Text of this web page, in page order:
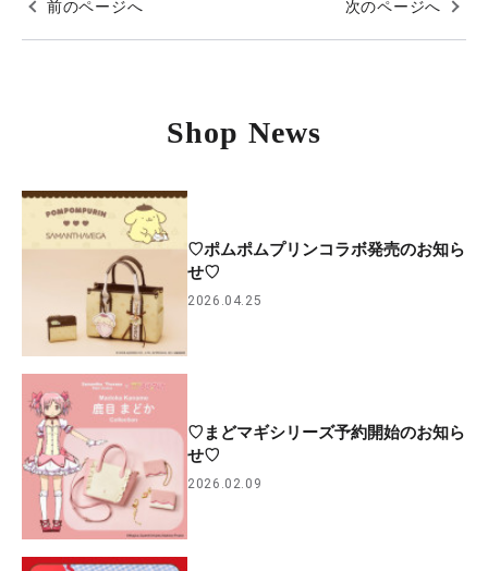
前のページへ 次のページへ
Shop News
♡ポムポムプリンコラボ発売のお知ら
せ♡
2026.04.25
♡まどマギシリーズ予約開始のお知ら
せ♡
2026.02.09